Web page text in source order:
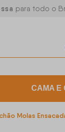
para todo o
CAMA E
Molas